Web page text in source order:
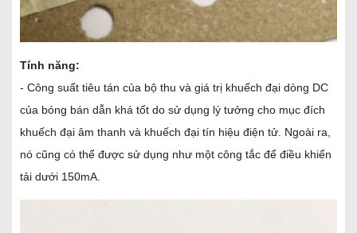
Tính năng:
- Công suất tiêu tán của bộ thu và giá trị khuếch đại dòng DC
của bóng bán dẫn khá tốt do sử dụng lý tưởng cho mục đích
khuếch đại âm thanh và khuếch đại tín hiệu điện tử. Ngoài ra,
nó cũng có thể được sử dụng như một công tắc để điều khiển
tải dưới 150mA.